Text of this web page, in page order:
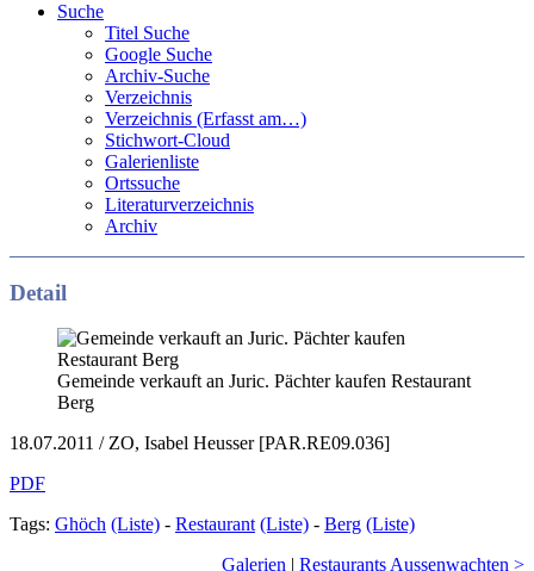
Suche
Titel Suche
Google Suche
Archiv-Suche
Verzeichnis
Verzeichnis (Erfasst am…)
Stichwort-Cloud
Galerienliste
Ortssuche
Literaturverzeichnis
Archiv
Detail
Gemeinde verkauft an Juric. Pächter kaufen Restaurant
Berg
18.07.2011 / ZO, Isabel Heusser [PAR.RE09.036]
PDF
Tags: Ghöch (Liste) - Restaurant (Liste) - Berg (Liste)
Galerien | Restaurants Aussenwachten >